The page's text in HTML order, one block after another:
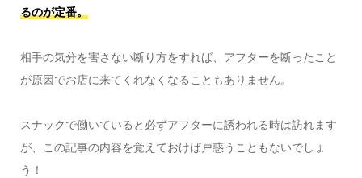
るのが定番。
相手の気分を害さない断り方をすれば、アフターを断ったこと
が原因でお店に来てくれなくなることもありません。
スナックで働いていると必ずアフターに誘われる時は訪れます
が、この記事の内容を覚えておけば戸惑うこともないでしょ
う！